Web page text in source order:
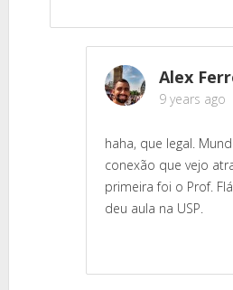
Alex
9 years ago
haha, que legal.
conexão que vejo
primeira foi o Prof.
deu aula na USP.